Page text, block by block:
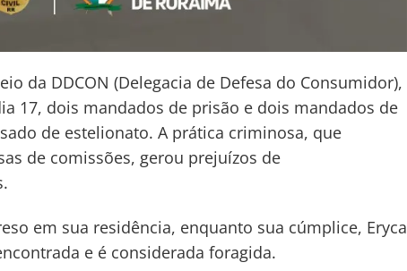
da DDCON (Delegacia de Defesa do Consumidor),
17, dois mandados de prisão e dois mandados de
de estelionato. A prática criminosa, que
de comissões, gerou prejuízos de
em sua residência, enquanto sua cúmplice, Eryca
e é considerada foragida.